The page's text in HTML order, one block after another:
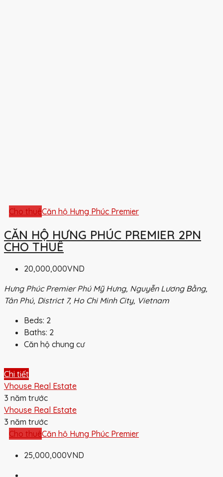
Cho thuêCăn hộ Hưng Phúc Premier
CĂN HỘ HƯNG PHÚC PREMIER 2PN
CHO THUÊ
20,000,000VND
Hưng Phúc Premier Phú Mỹ Hưng, Nguyễn Lương Bằng,
Tân Phú, District 7, Ho Chi Minh City, Vietnam
Beds: 2
Baths: 2
Căn hộ chung cư
Chi tiết
Vhouse Real Estate
3 năm trước
Vhouse Real Estate
3 năm trước
Cho thuêCăn hộ Hưng Phúc Premier
25,000,000VND